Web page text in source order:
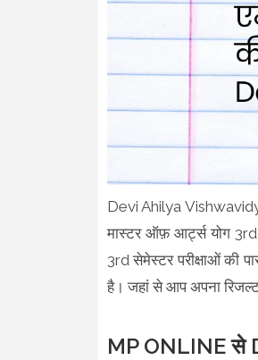
Devi Ahilya
मास्टर ऑफ़ आर्ट्स योग 3rd
3rd सेमेस्टर परीक्षाओं की
है। जहां से आप अपना
MP ONLINE से